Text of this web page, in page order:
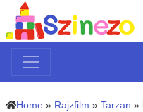
Home » Rajzfilm » Tarzan »